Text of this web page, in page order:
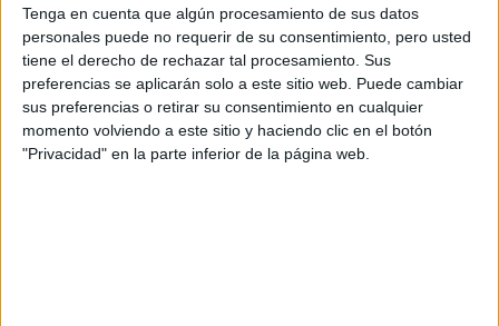
Tenga en cuenta que algún procesamiento de sus datos
personales puede no requerir de su consentimiento, pero usted
tiene el derecho de rechazar tal procesamiento. Sus
preferencias se aplicarán solo a este sitio web. Puede cambiar
sus preferencias o retirar su consentimiento en cualquier
momento volviendo a este sitio y haciendo clic en el botón
"Privacidad" en la parte inferior de la página web.
Producto
Web pensada para poder ofrecer diferentes
productos propios y ajenos para que los
aficionados los puedan adquirir
Divulgación